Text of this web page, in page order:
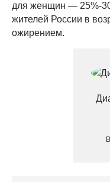
для женщин — 25%-
жителей России в
ожирением.